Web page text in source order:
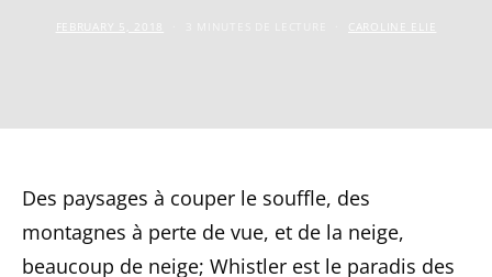
FEBRUARY 5, 2018 CAROLINE ELIE
Des paysages à couper le souffle, des
montagnes à perte de vue, et de la neige,
beaucoup de neige; Whistler est le paradis des